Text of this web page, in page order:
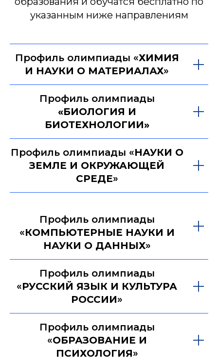
указанным ниже направлениям
Профиль олимпиады «ХИМИЯ
И НАУКИ О МАТЕРИАЛАХ»
Профиль олимпиады
«БИОЛОГИЯ И
БИОТЕХНОЛОГИИ»
Профиль олимпиады «НАУКИ О
ЗЕМЛЕ И ОКРУЖАЮЩЕЙ
СРЕДЕ»
Профиль олимпиады
«КОМПЬЮТЕРНЫЕ НАУКИ И
НАУКИ О ДАННЫХ»
Профиль олимпиады
«РУССКИЙ ЯЗЫК И КУЛЬТУРА
РОССИИ»
Профиль олимпиады
«ОБРАЗОВАНИЕ И
ПСИХОЛОГИЯ»